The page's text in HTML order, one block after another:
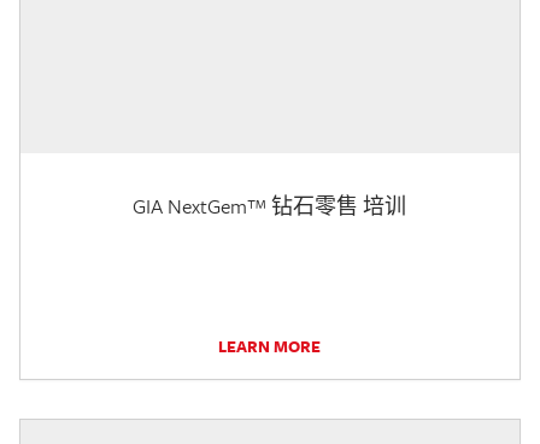
GIA NextGem™ 钻石零售 培训
LEARN MORE